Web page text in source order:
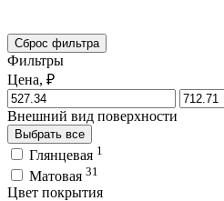
Сброс фильтра
Фильтры
Цена, ₽
Внешний вид поверхности
Выбрать все
Глянцевая 1
Матовая 31
Цвет покрытия